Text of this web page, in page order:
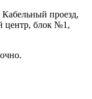
проезд,
центр, блок №1,